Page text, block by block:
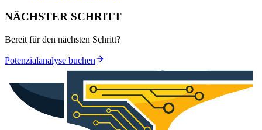
NÄCHSTER SCHRITT
Bereit für den nächsten Schritt?
Potenzialanalyse buchen